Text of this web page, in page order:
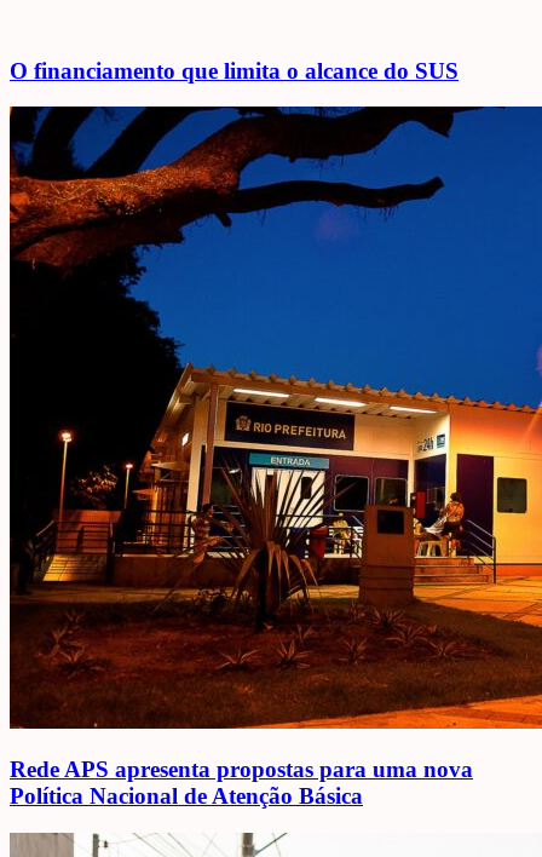
O financiamento que limita o alcance do SUS
Rede APS apresenta propostas para uma nova
Política Nacional de Atenção Básica